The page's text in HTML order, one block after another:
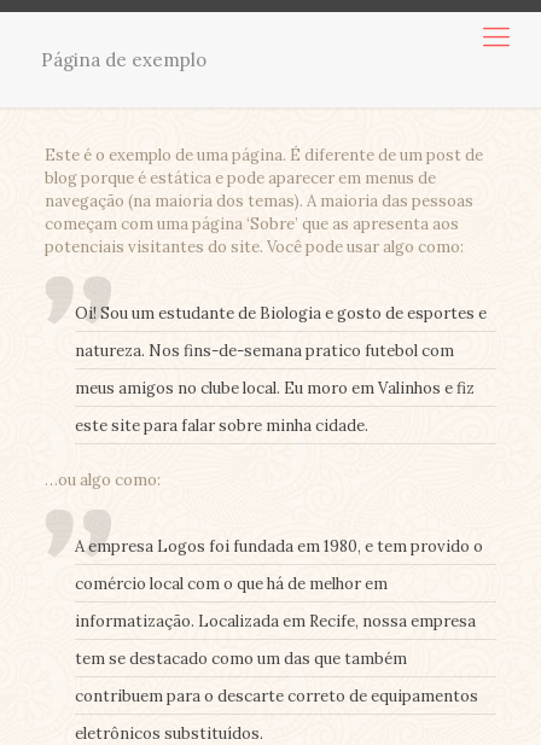
Página de exemplo
Este é o exemplo de uma página. É diferente de um post de
blog porque é estática e pode aparecer em menus de
navegação (na maioria dos temas). A maioria das pessoas
começam com uma página ‘Sobre’ que as apresenta aos
potenciais visitantes do site. Você pode usar algo como:
Oi! Sou um estudante de Biologia e gosto de esportes e
natureza. Nos fins-de-semana pratico futebol com
meus amigos no clube local. Eu moro em Valinhos e fiz
este site para falar sobre minha cidade.
…ou algo como:
A empresa Logos foi fundada em 1980, e tem provido o
comércio local com o que há de melhor em
informatização. Localizada em Recife, nossa empresa
tem se destacado como um das que também
contribuem para o descarte correto de equipamentos
eletrônicos substituídos.